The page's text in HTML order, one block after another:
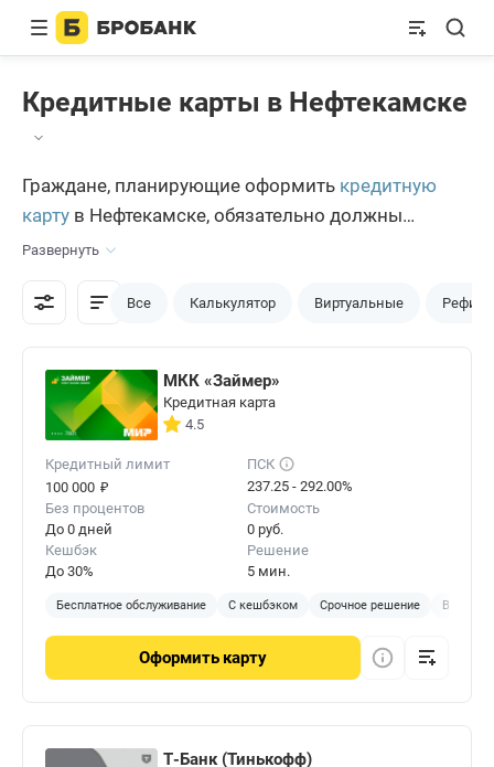
Кредитные карты в Нефтекамске
Граждане, планирующие оформить кредитную
карту в Нефтекамске, обязательно должны
попробовать эффективность ресурса Бробанк.ру.
Для нефтекамцев здесь собраны лучшие и
доступные предложения, и оформление
Развернуть
Все Калькулятор Виртуальные
МКК «Займер»
Кредитная карта
4.5
Кредитный лимит
100 000 ₽
ПСК
237.25 - 292.00%
Без процентов
До 0 дней
Стоимость
0 руб.
Кешбэк
До 30%
Решение
5 мин.
Бесплатное обслуживание С кешбэком Срочное решение
Оформить карту
Т-Банк (Тинькофф)